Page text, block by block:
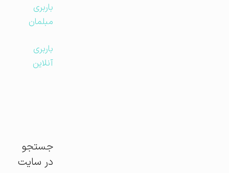
باربری
مبلمان
باربری
آنلاین
جستجو
در سایت